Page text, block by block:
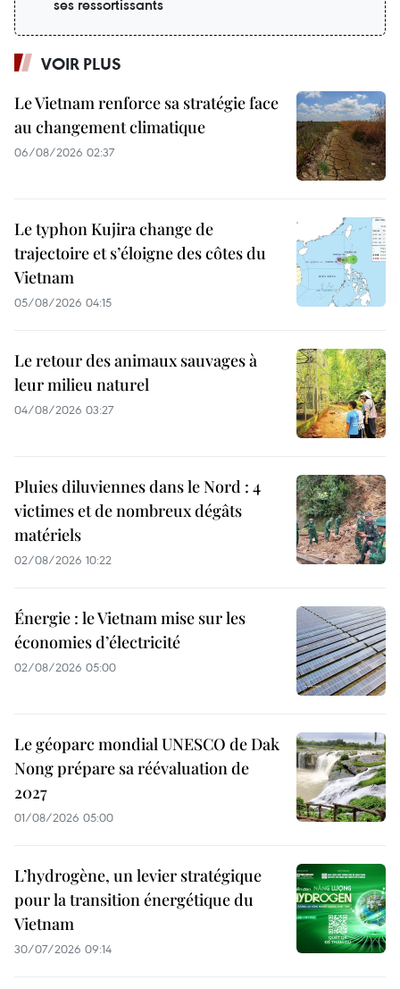
ses ressortissants
VOIR PLUS
Le Vietnam renforce sa stratégie face
au changement climatique
06/08/2026 02:37
Le typhon Kujira change de
trajectoire et s’éloigne des côtes du
Vietnam
05/08/2026 04:15
Le retour des animaux sauvages à
leur milieu naturel
04/08/2026 03:27
Pluies diluviennes dans le Nord : 4
victimes et de nombreux dégâts
matériels
02/08/2026 10:22
Énergie : le Vietnam mise sur les
économies d’électricité
02/08/2026 05:00
Le géoparc mondial UNESCO de Dak
Nong prépare sa réévaluation de
2027
01/08/2026 05:00
L’hydrogène, un levier stratégique
pour la transition énergétique du
Vietnam
30/07/2026 09:14